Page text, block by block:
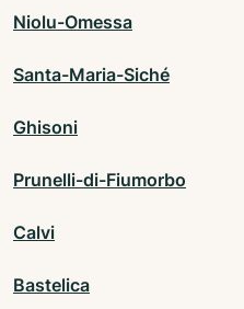
Niolu-Omessa
Santa-Maria-Siché
Ghisoni
Prunelli-di-Fiumorbo
Calvi
Bastelica